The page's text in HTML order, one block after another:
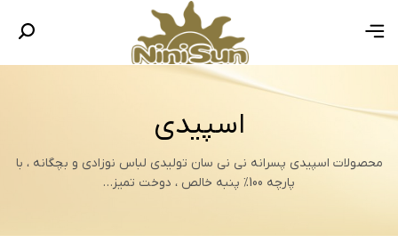
اسپیدی
محصولات اسپیدی پسرانه نی نی سان تولیدی لباس نوزادی و بچگانه ، با
پارچه 100% پنبه خالص ، دوخت تمیز…